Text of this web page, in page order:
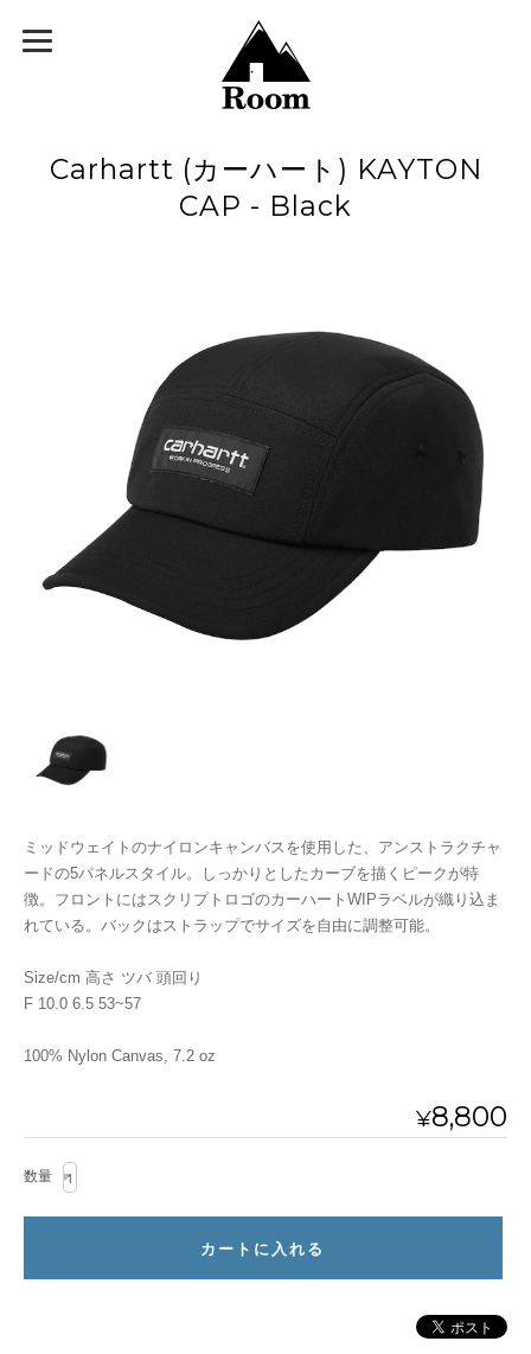
Carhartt (カーハート) KAYTON
CAP - Black
ミッドウェイトのナイロンキャンバスを使用した、アンストラクチャ
ードの5パネルスタイル。しっかりとしたカーブを描くピークが特
徴。フロントにはスクリプトロゴのカーハートWIPラベルが織り込ま
れている。バックはストラップでサイズを自由に調整可能。
Size/cm 高さ ツバ 頭回り
F 10.0 6.5 53~57
100% Nylon Canvas, 7.2 oz
¥8,800
数量